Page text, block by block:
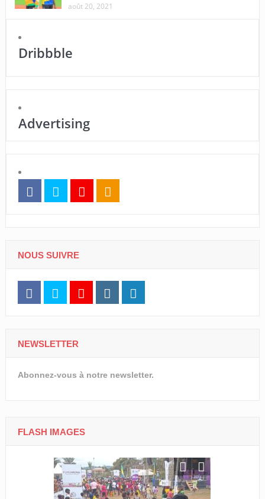
août 20, 2021
Dribbble
Advertising
NOUS SUIVRE
NEWSLETTER
Abonnez-vous à notre newsletter.
FLASH IMAGES